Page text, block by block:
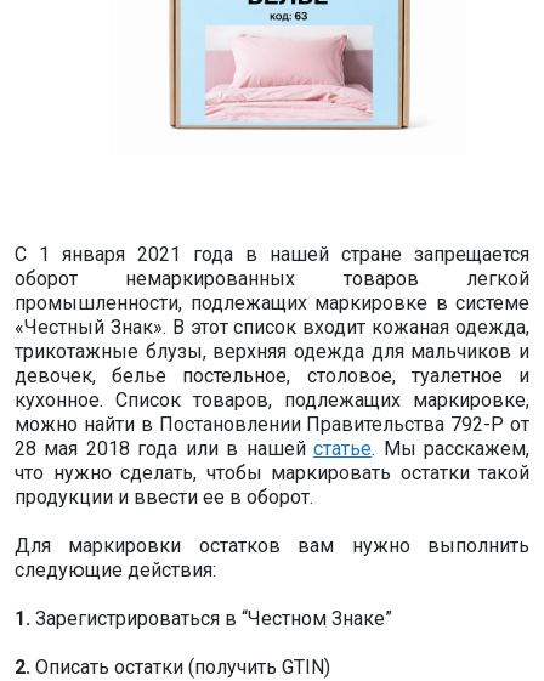
С 1 января 2021 года в нашей стране запрещается
оборот немаркированных товаров легкой
промышленности, подлежащих маркировке в системе
«Честный Знак». В этот список входит кожаная одежда,
трикотажные блузы, верхняя одежда для мальчиков и
девочек, белье постельное, столовое, туалетное и
кухонное. Список товаров, подлежащих маркировке,
можно найти в Постановлении Правительства 792-Р от
28 мая 2018 года или в нашейстатье. Мы расскажем,
что нужно сделать, чтобы маркировать остатки такой
продукции и ввести ее в оборот.
Для маркировки остатков вам нужно выполнить
следующие действия:
1. Зарегистрироваться в “Честном Знаке”
2. Описать остатки (получить GTIN)